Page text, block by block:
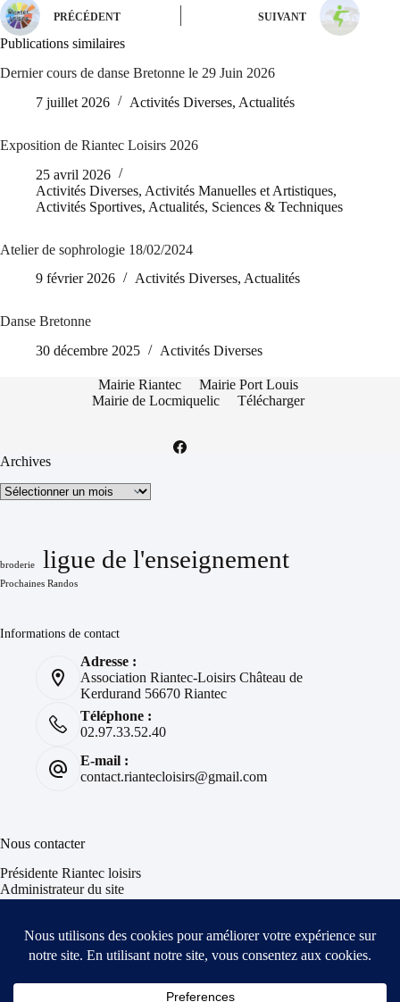
PRÉCÉDENT SUIVANT
Publications similaires
Dernier cours de danse Bretonne le 29 Juin 2026
7 juillet 2026
Activités Diverses, Actualités
Exposition de Riantec Loisirs 2026
25 avril 2026
Activités Diverses, Activités Manuelles et Artistiques,
Activités Sportives, Actualités, Sciences & Techniques
Atelier de sophrologie 18/02/2024
9 février 2026
Activités Diverses, Actualités
Danse Bretonne
30 décembre 2025
Activités Diverses
Mairie Riantec
Mairie Port Louis
Mairie de Locmiquelic
Télécharger
Archives
Archives
broderie ligue de l'enseignement
Prochaines Randos
Informations de contact
Adresse :
Association Riantec-Loisirs Château de
Kerdurand 56670 Riantec
Téléphone :
02.97.33.52.40
E-mail :
contact.riantecloisirs@gmail.com
Nous contacter
Présidente Riantec loisirs
Administrateur du site
Informations & Insolites